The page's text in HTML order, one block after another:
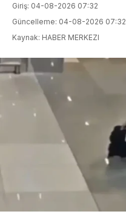
Giriş: 04-08-2026 07:32
Güncelleme: 04-08-2026 07:32
Kaynak: HABER MERKEZI